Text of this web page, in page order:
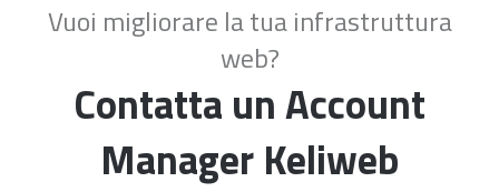
Vuoi migliorare la tua infrastruttura
web?
Contatta un Account
Manager Keliweb